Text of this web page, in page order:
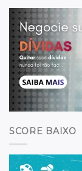
SCORE BAIXO